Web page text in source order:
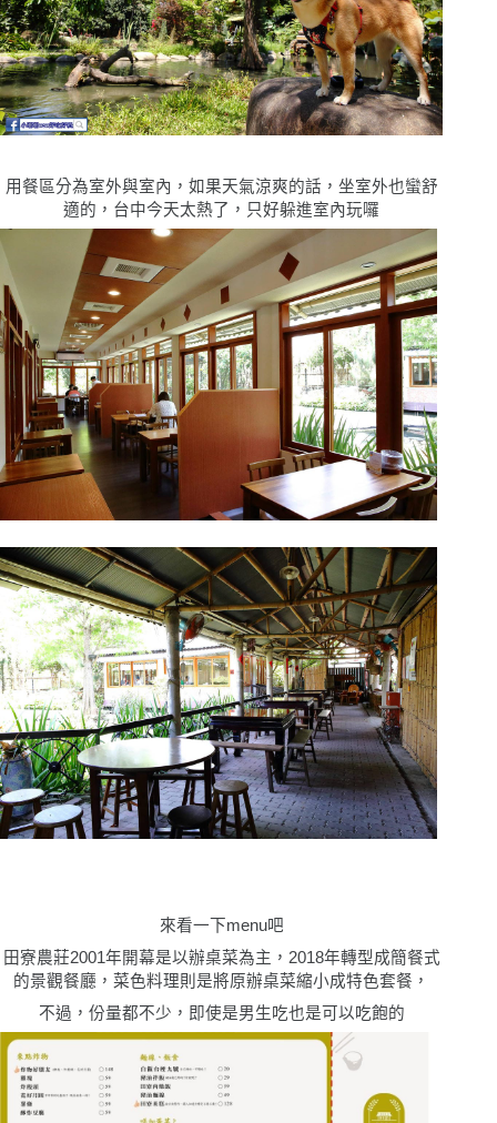
用餐區分為室外與室內，如果天氣涼爽的話，坐室外也蠻舒
適的，台中今天太熱了，只好躲進室內玩囉
來看一下menu吧
田寮農莊2001年開幕是以辦桌菜為主， 2018年轉型成簡餐式
的景觀餐廳，菜色料理則是將原辦桌菜縮小成特色套餐，
不過，份量都不少，即使是男生吃也是可以吃飽的